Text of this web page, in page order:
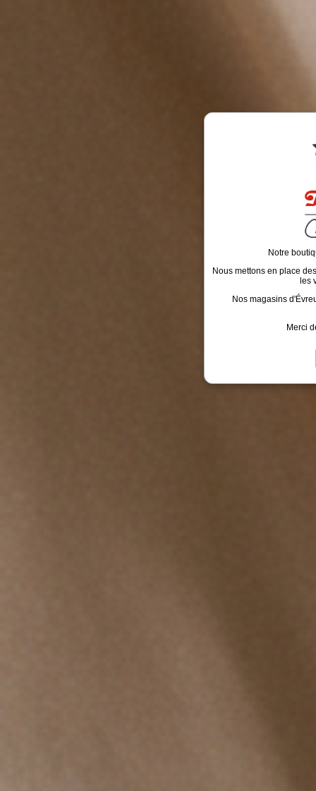
Notre
Nous mettons en place
les
Nos magasins
Merci